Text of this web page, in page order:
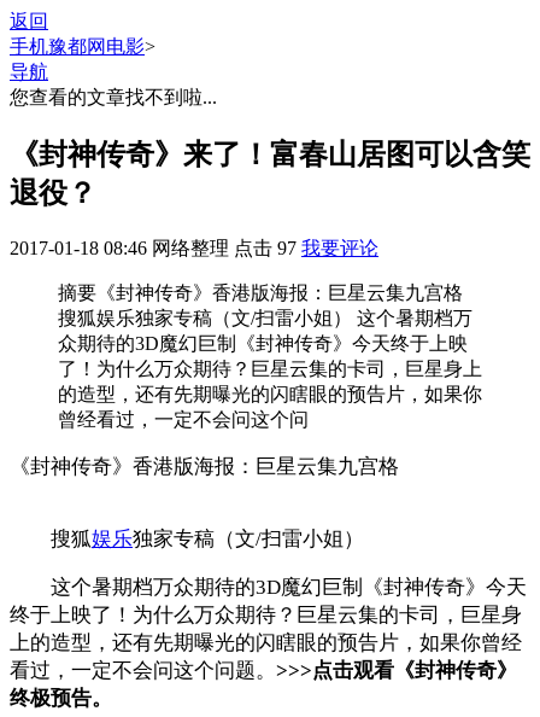
返回
手机豫都网 电影>
导航
您查看的文章找不到啦...
《封神传奇》来了！富春山居图可以含笑
退役？
2017-01-18 08:46 网络整理 点击 97 我要评论
摘要 《封神传奇》香港版海报：巨星云集九宫格
搜狐娱乐独家专稿（文/扫雷小姐） 这个暑期档万
众期待的3D魔幻巨制《封神传奇》今天终于上映
了！为什么万众期待？巨星云集的卡司，巨星身上
的造型，还有先期曝光的闪瞎眼的预告片，如果你
曾经看过，一定不会问这个问
《封神传奇》香港版海报：巨星云集九宫格
搜狐娱乐独家专稿（文/扫雷小姐）
这个暑期档万众期待的3D魔幻巨制《封神传奇》今天
终于上映了！为什么万众期待？巨星云集的卡司，巨星身
上的造型，还有先期曝光的闪瞎眼的预告片，如果你曾经
看过，一定不会问这个问题。 >>>点击观看《封神传奇》
终极预告。